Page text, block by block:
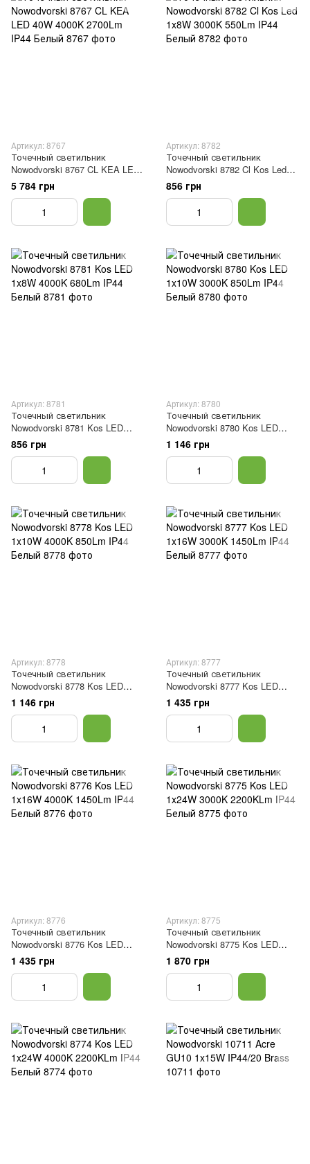
Артикул: 8767
Точечный светильник
Nowodvorski 8767 CL KEA LED
40W 4000K 2700Lm IP44 Белый
5 784 грн
Артикул: 8782
Точечный светильник
Nowodvorski 8782 Cl Kos Led
1x8W 3000K 550Lm IP44 Белый
856 грн
Артикул: 8781
Точечный светильник
Nowodvorski 8781 Kos LED
1x8W 4000K 680Lm IP44 Белый
856 грн
Артикул: 8780
Точечный светильник
Nowodvorski 8780 Kos LED
1x10W 3000K 850Lm IP44
Белый
1 146 грн
Артикул: 8778
Точечный светильник
Nowodvorski 8778 Kos LED
1x10W 4000K 850Lm IP44
Белый
1 146 грн
Артикул: 8777
Точечный светильник
Nowodvorski 8777 Kos LED
1x16W 3000K 1450Lm IP44
Белый
1 435 грн
Артикул: 8776
Точечный светильник
Nowodvorski 8776 Kos LED
1x16W 4000K 1450Lm IP44
Белый
1 435 грн
Артикул: 8775
Точечный светильник
Nowodvorski 8775 Kos LED
1x24W 3000K 2200KLm IP44
Белый
1 870 грн